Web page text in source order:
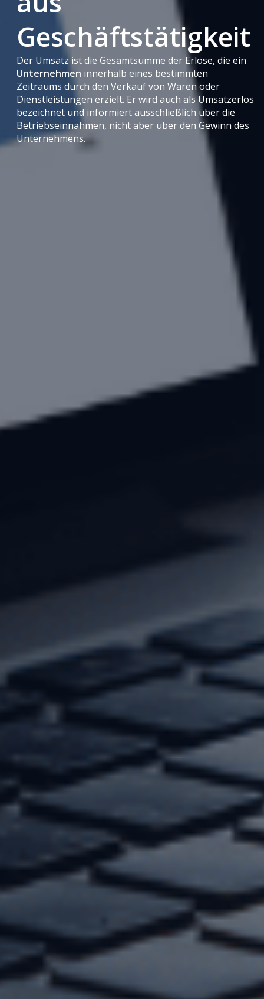
Geschäftstätigkeit
Der Umsatz ist die Gesamtsumme der Erlöse, die ein
Unternehmen innerhalb eines bestimmten
Zeitraums durch den Verkauf von Waren oder
Dienstleistungen erzielt. Er wird auch als Umsatzerlös
bezeichnet und informiert ausschließlich über die
Betriebseinnahmen, nicht aber über den Gewinn des
Unternehmens.